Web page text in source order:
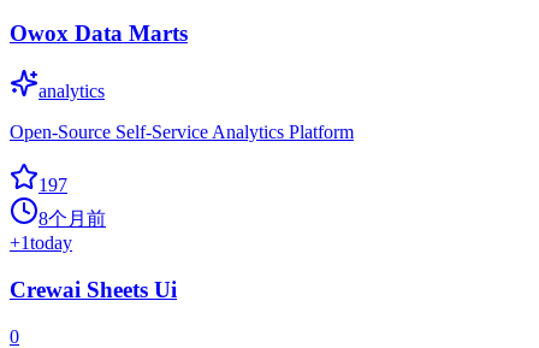
Owox Data Marts
analytics
Open-Source Self-Service Analytics Platform
197
8个月前
+1today
Crewai Sheets Ui
0